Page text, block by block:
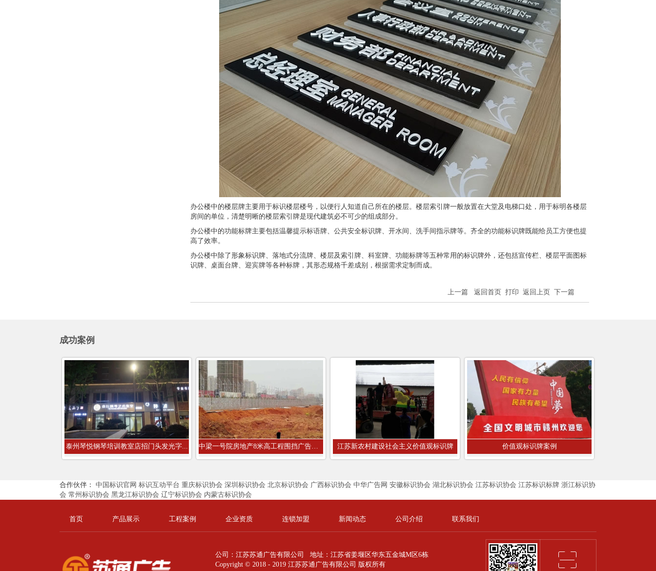
办公楼中的楼层牌主要用于标识楼层楼号，以便行人知道自己所在的楼层。楼层索引牌一般放置在大堂及电梯口处，用于标明各楼层
房间的单位，清楚明晰的楼层索引牌是现代建筑必不可少的组成部分。
办公楼中的功能标牌主要包括温馨提示标语牌、公共安全标识牌、开水间、洗手间指示牌等。齐全的功能标识牌既能给员工方便也提
高了效率。
办公楼中除了形象标识牌、落地式分流牌、楼层及索引牌、科室牌、功能标牌等五种常用的标识牌外，还包括宣传栏、楼层平面图标
识牌、桌面台牌、迎宾牌等各种标牌，其形态规格千差成别，根据需求定制而成。
上一篇 返回首页 打印 返回上页 下一篇
成功案例
泰州琴悦钢琴培训教室店招门头发光字... 江苏新农村建设社会主义价值观标识牌 价值观标识牌案例
合作伙伴： 中国标识官网 标识互动平台 重庆标识协会 深圳标识协会 北京标识协会 广西标识协会 中华广告网 安徽标识协会 湖北标识协会 江苏标识协会 江苏标识标牌 浙江标识协
会 常州标识协会 黑龙江标识协会 辽宁标识协会 内蒙古标识协会
首页 产品展示 工程案例 企业资质 连锁加盟 新闻动态 公司介绍 联系我们
公司：江苏苏通广告有限公司 地址：江苏省姜堰区华东五金城M区6栋
Copyright © 2018 - 2019 江苏苏通广告有限公司 版权所有